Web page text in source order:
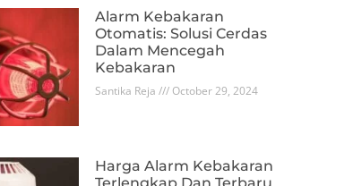
Alarm Kebakaran
Otomatis: Solusi Cerdas
Dalam Mencegah
Kebakaran
Santika Reja October 29, 2024
Harga Alarm Kebakaran